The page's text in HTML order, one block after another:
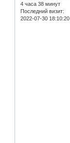
4 часа 38 минут
Последний визит:
2022-07-30 18:10:20